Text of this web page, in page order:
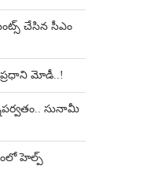
చేసిన సీఎం
ప్రధాని మోడీ..!
సునామీ
హెల్ప్